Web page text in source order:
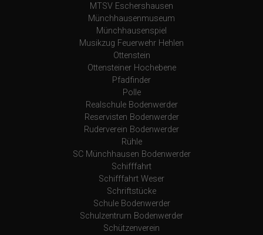
MTSV Eschershausen
Münchhausenmuseum
Münchhausenspiel
Musikzug Feuerwehr Hehlen
Ottenstein
Ottensteiner Hochebene
Pfadfinder
Polle
Realschule Bodenwerder
Reservisten Bodenwerder
Ruderverein Bodenwerder
Rühle
SC Münchhausen Bodenwerder
Schifffahrt
Schifffahrt Weser
Schriftstücke
Schule Bodenwerder
Schulzentrum Bodenwerder
Schützenverein